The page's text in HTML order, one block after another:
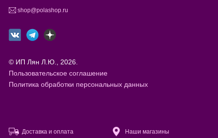
shop@polashop.ru
© ИП Лян Л.Ю., 2026.
Пользовательское соглашение
Политика обработки персональных данных
Доставка и оплата Наши магазины